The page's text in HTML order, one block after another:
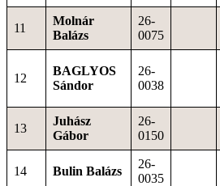
11
Molnár
Balázs
26-
0075
12
BAGLYOS
Sándor
26-
0038
13
Juhász
Gábor
26-
0150
14 Bulin Balázs
26-
0035